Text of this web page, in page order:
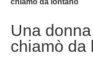
chiamò da lontano
Una
chiamò da